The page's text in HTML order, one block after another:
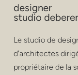
designer
studio
Le studio de
d'architectes
propriétaire de la